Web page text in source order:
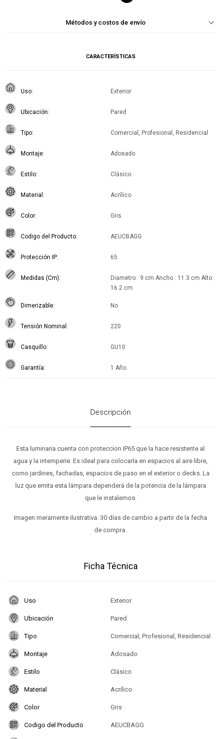
Métodos y costos de envío
CARACTERÍSTICAS
Uso Exterior
Ubicación Pared
Tipo Comercial, Profesional, Residencial
Montaje Adosado
Estilo Clásico
Material Acrílico
Color Gris
Codigo del Producto AEUCBAGG
Protección IP 65
Medidas (Cm)
Diametro : 9 cm Ancho : 11.3 cm Alto :
16.2 cm
Dimerizable No
Tensión Nominal 220
Casquillo GU10
Garantía 1 Año
Descripción
Esta luminaria cuenta con proteccion IP65 que la hace resistente al
agua y la intemperie. Es ideal para colocarla en espacios al aire libre,
como jardines, fachadas, espacios de paso en el exterior o decks. La
luz que emita esta lámpara dependerá de la potencia de la lámpara
que le instalemos.
Imagen meramente ilustrativa. 30 días de cambio a partir de la fecha
de compra.
Ficha Técnica
Uso Exterior
Ubicación Pared
Tipo Comercial, Profesional, Residencial
Montaje Adosado
Estilo Clásico
Material Acrílico
Color Gris
Codigo del Producto AEUCBAGG